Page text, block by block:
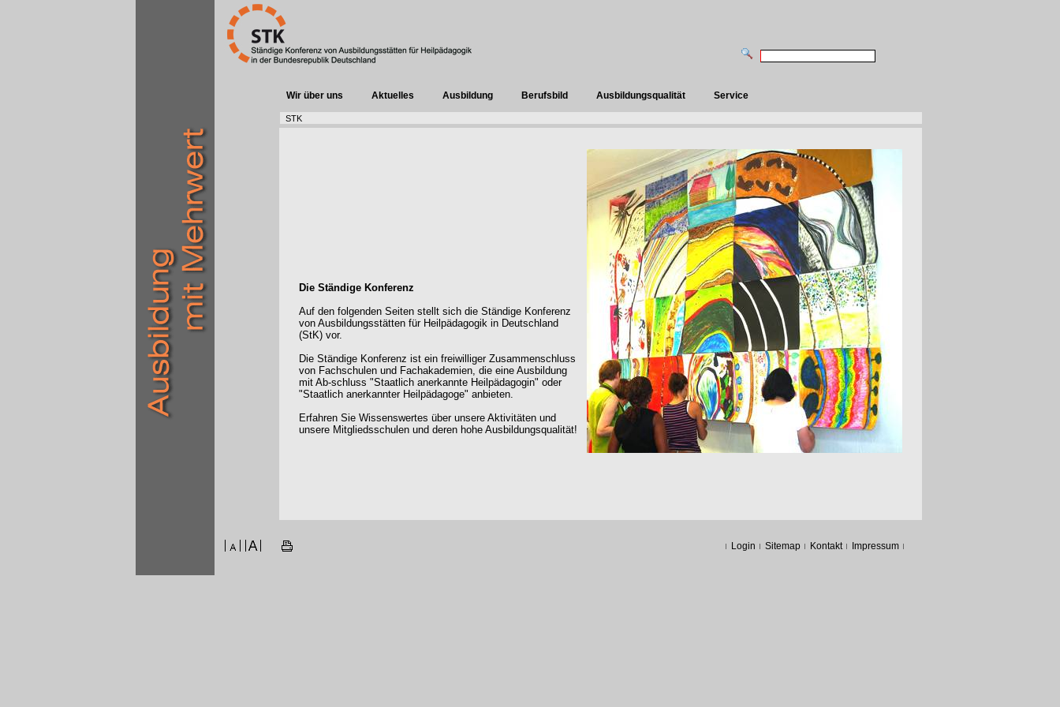
Wir über uns Aktuelles Ausbildung Berufsbild Ausbildungsqualität Service
STK
Die Ständige Konferenz
Auf den folgenden Seiten stellt sich die Ständige Konferenz
von Ausbildungsstätten für Heilpädagogik in Deutschland
(StK) vor.
Die Ständige Konferenz ist ein freiwilliger Zusammenschluss
von Fachschulen und Fachakademien, die eine Ausbildung
mit Ab-schluss "Staatlich anerkannte Heilpädagogin" oder
"Staatlich anerkannter Heilpädagoge" anbieten.
Erfahren Sie Wissenswertes über unsere Aktivitäten und
unsere Mitgliedsschulen und deren hohe Ausbildungsqualität!
Login Sitemap Kontakt Impressum